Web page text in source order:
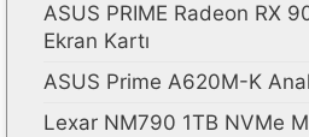
ASUS PRIME Radeon RX
Ekran Kartı
ASUS Prime A620M-K
Lexar NM790 1TB NVMe